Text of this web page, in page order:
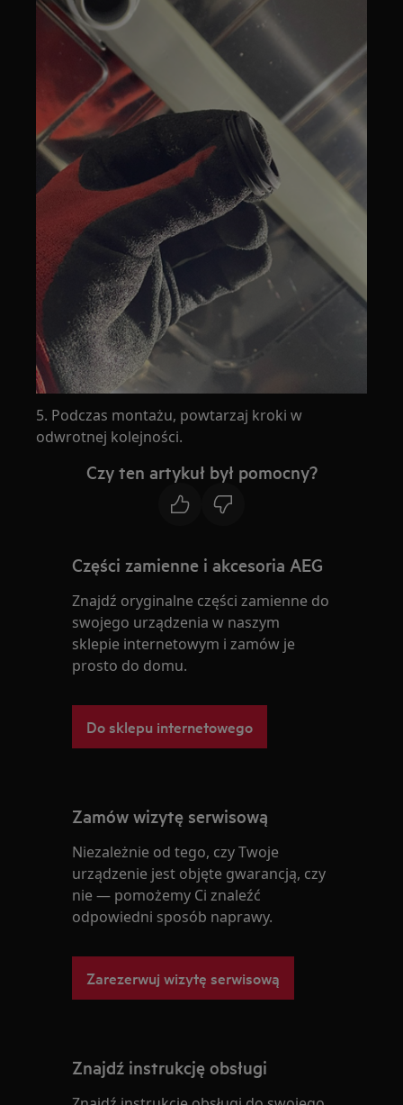
5. Podczas montażu, powtarzaj kroki w
odwrotnej kolejności.
Czy ten artykuł był pomocny?
Części zamienne i akcesoria AEG
Znajdź oryginalne części zamienne do
swojego urządzenia w naszym
sklepie internetowym i zamów je
prosto do domu.
Do sklepu internetowego
Zamów wizytę serwisową
Niezależnie od tego, czy Twoje
urządzenie jest objęte gwarancją, czy
nie — pomożemy Ci znaleźć
odpowiedni sposób naprawy.
Zarezerwuj wizytę serwisową
Znajdź instrukcję obsługi